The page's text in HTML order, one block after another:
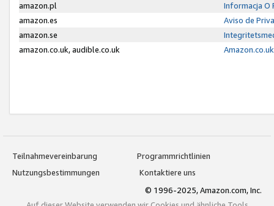
amazon.pl
Informacja O
amazon.es
Aviso de
amazon.se
amazon.co.uk, audible.co.uk
Teilnahmevereinbarung
Programmrichtlinien
Nutzungsbestimmungen
Kontaktiere uns
© 1996-2025, Amazon.com, Inc.